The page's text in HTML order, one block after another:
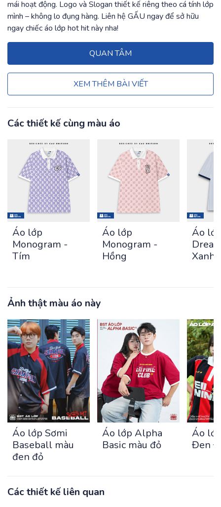
mái hoạt động. Logo và Slogan thiết kế riêng theo cá tính lớp
mình – không lo đụng hàng. Liên hệ GẤU ngay để sở hữu
ngay chiếc áo lớp hot hit này nha!
QUAN TÂM
XEM THÊM BÀI VIẾT
Các thiết kế cùng màu áo
Áo lớp
Monogram -
Tím
Áo lớp
Monogram -
Hồng
Áo
Xanh
Ảnh thật màu áo này
Áo lớp Sơmi
Baseball màu
đen đỏ
Áo lớp Alpha
Basic màu đỏ
Áo
Đen
Các thiết kế liên quan